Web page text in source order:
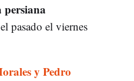
persiana
pasado el viernes
y Pedro